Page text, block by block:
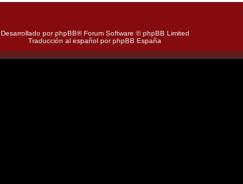
Desarrollado porphpBB® Forum Software © phpBB Limited
Traducción al español porphpBB España